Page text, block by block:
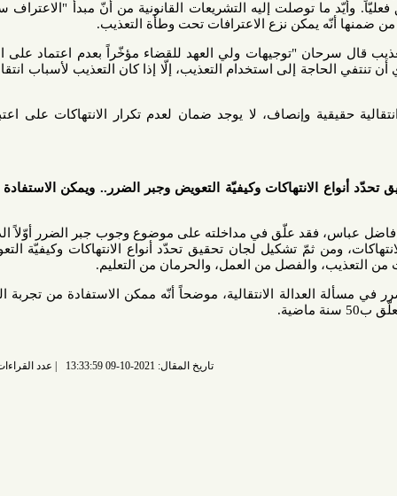
إليه التشريعات القانونية من أنّ مبدأ "الاعتراف سيد الأدلة"
يمكن نزع الاعترافات تحت وطأة التعذيب.
"توجيهات ولي العهد للقضاء مؤخّراً بعدم اعتماد على الاعترافات
إلى استخدام التعذيب، إلّا إذا كان التعذيب لأسباب انتقاميّة وليس
وإنصاف، لا يوجد ضمان لعدم تكرار الانتهاكات على اعتبار ترسيخ
الانتهاكات وكيفيّة التعويض وجبر الضرر.. ويمكن الاستفادة من تجربة
، فقد علّق في مداخلته على موضوع وجوب جبر الضرر أوّلاً الذي اعتبره
ثمّ تشكيل لجان تحقيق تحدّد أنواع الانتهاكات وكيفيّة التعويض وجبر
والفصل من العمل، والحرمان من التعليم.
الانتقالية، موضحاً أنّه ممكن الاستفادة من تجربة المغرب بها
عدد القراءات: 5062 قراءة |